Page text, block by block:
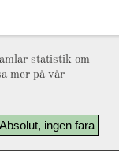
statistik om
mer på vår
Absolut, ingen fara